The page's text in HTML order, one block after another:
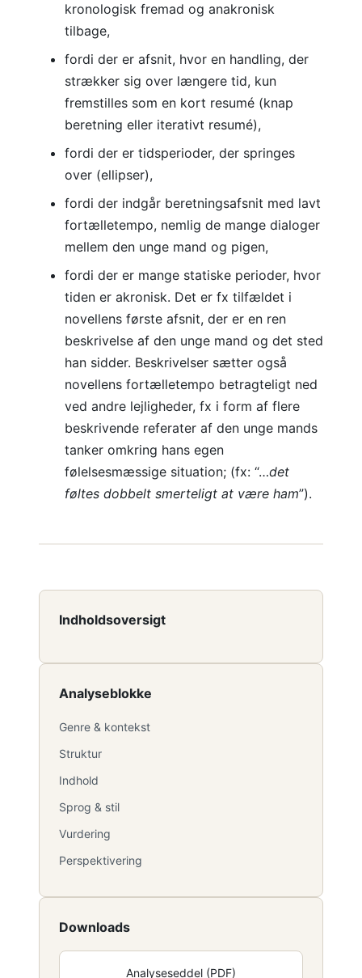
Indholdsoversigt
Analyseblokke
Genre & kontekst
Struktur
Indhold
Sprog & stil
Vurdering
Perspektivering
Downloads
Analyseseddel (PDF)
kronologisk fremad og anakronisk
tilbage,
fordi der er afsnit, hvor en handling, der
strækker sig over længere tid, kun
fremstilles som en kort resumé (knap
beretning eller iterativt resumé),
fordi der er tidsperioder, der springes
over (ellipser),
fordi der indgår beretningsafsnit med lavt
fortælletempo, nemlig de mange dialoger
mellem den unge mand og pigen,
fordi der er mange statiske perioder, hvor
tiden er akronisk. Det er fx tilfældet i
novellens første afsnit, der er en ren
beskrivelse af den unge mand og det sted
han sidder. Beskrivelser sætter også
novellens fortælletempo betragteligt ned
ved andre lejligheder, fx i form af flere
beskrivende referater af den unge mands
tanker omkring hans egen
følelsesmæssige situation; (fx: “…det
føltes dobbelt smerteligt at være ham”).